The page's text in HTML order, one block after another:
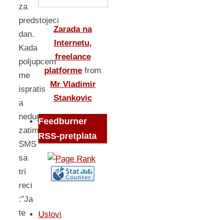
za
predstojeci
dan.
Kada
poljupcem
me
ispratis
a
nedugo
zatim
SMS
sa
tri
reci
:”Ja
te
Zarada na
Internetu,
freelance
platforme from
Mr Vladimir
Stankovic
Feedburner
RSS-pretplata
Uslovi